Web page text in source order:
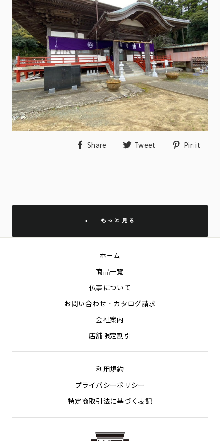
Share
Share
Facebook
Tweet
Tweet
Twitter
Pin it
もっと見る
ホーム
商品一覧
仏事について
お問い合わせ・カタログ請求
会社案内
店舗限定割引
利用規約
プライバシーポリシー
特定商取引法に基づく表記